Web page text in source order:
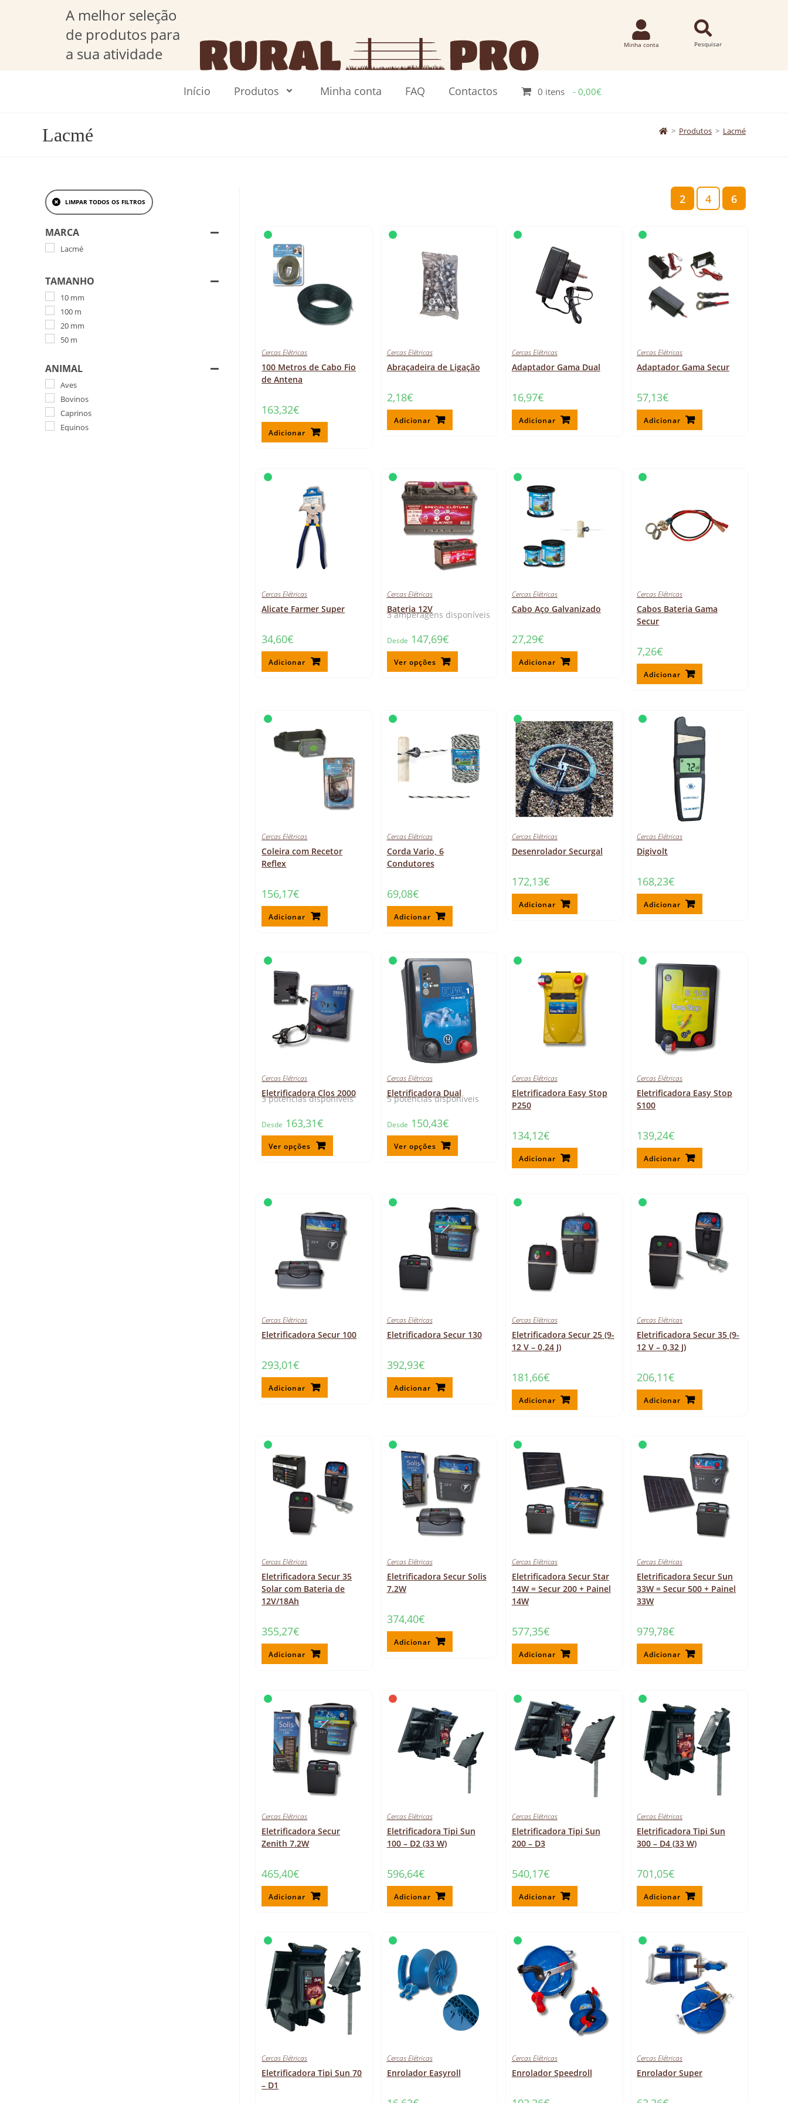
A melhor seleção
de produtos para
a sua atividade
Início Produtos Minha conta FAQ Contactos 0 itens 0,00€
Lacmé > Produtos > Lacmé
LIMPAR TODOS OS FILTROS
MARCA
Lacmé
TAMANHO
10 mm
100 m
20 mm
50 m
ANIMAL
Aves
Bovinos
Caprinos
Equinos
2 4 6
Cercas Elétricas
100 Metros de Cabo Fio
de Antena
163,32€
Adicionar
Cercas Elétricas
Abraçadeira de Ligação
2,18€
Adicionar
Cercas Elétricas
Adaptador Gama Dual
16,97€
Adicionar
Cercas Elétricas
Adaptador Gama Secur
57,13€
Adicionar
Cercas Elétricas
Alicate Farmer Super
34,60€
Adicionar
3 amperagens disponíveis
Cercas Elétricas
Bateria 12V
Desde 147,69€
Ver opções
Cercas Elétricas
Cabo Aço Galvanizado
27,29€
Adicionar
Cercas Elétricas
Cabos Bateria Gama
Secur
7,26€
Adicionar
Cercas Elétricas
Coleira com Recetor
Reflex
156,17€
Adicionar
Cercas Elétricas
Corda Vario, 6
Condutores
69,08€
Adicionar
Cercas Elétricas
Desenrolador Securgal
172,13€
Adicionar
Cercas Elétricas
Digivolt
168,23€
Adicionar
3 potências disponíveis
Cercas Elétricas
Eletrificadora Clos 2000
Desde 163,31€
Ver opções
5 potências disponíveis
Cercas Elétricas
Eletrificadora Dual
Desde 150,43€
Ver opções
Cercas Elétricas
Eletrificadora Easy Stop
P250
134,12€
Adicionar
Cercas Elétricas
Eletrificadora Easy Stop
S100
139,24€
Adicionar
Cercas Elétricas
Eletrificadora Secur 100
293,01€
Adicionar
Cercas Elétricas
Eletrificadora Secur 130
392,93€
Adicionar
Cercas Elétricas
Eletrificadora Secur 25 (9-
12 V – 0,24 J)
181,66€
Adicionar
Cercas Elétricas
Eletrificadora Secur 35 (9-
12 V – 0,32 J)
206,11€
Adicionar
Cercas Elétricas
Eletrificadora Secur 35
Solar com Bateria de
12V/18Ah
355,27€
Adicionar
Cercas Elétricas
Eletrificadora Secur Solis
7.2W
374,40€
Adicionar
Cercas Elétricas
Eletrificadora Secur Star
14W = Secur 200 + Painel
14W
577,35€
Adicionar
Cercas Elétricas
Eletrificadora Secur Sun
33W = Secur 500 + Painel
33W
979,78€
Adicionar
Cercas Elétricas
Eletrificadora Secur
Zenith 7.2W
465,40€
Adicionar
Cercas Elétricas
Eletrificadora Tipi Sun
100 – D2 (33 W)
596,64€
Adicionar
Cercas Elétricas
Eletrificadora Tipi Sun
200 – D3
540,17€
Adicionar
Cercas Elétricas
Eletrificadora Tipi Sun
300 – D4 (33 W)
701,05€
Adicionar
Cercas Elétricas
Eletrificadora Tipi Sun 70
– D1
Cercas Elétricas
Enrolador Easyroll
Cercas Elétricas
Enrolador Speedroll
Cercas Elétricas
Enrolador Super